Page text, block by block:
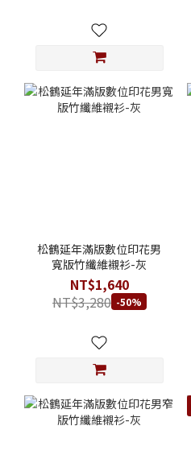
松鶴延年滿版數位印花男
寬版竹纖維襯衫-灰
NT$1,640
NT$3,280 -50%